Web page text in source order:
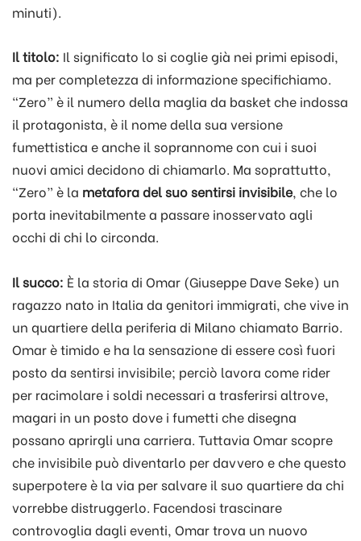
minuti).
Il titolo: Il significato lo si coglie già nei primi episodi,
ma per completezza di informazione specifichiamo.
“Zero” è il numero della maglia da basket che indossa
il protagonista, è il nome della sua versione
fumettistica e anche il soprannome con cui i suoi
nuovi amici decidono di chiamarlo. Ma soprattutto,
“Zero” è la metafora del suo sentirsi invisibile, che lo
porta inevitabilmente a passare inosservato agli
occhi di chi lo circonda.
Il succo: È la storia di Omar (Giuseppe Dave Seke) un
ragazzo nato in Italia da genitori immigrati, che vive in
un quartiere della periferia di Milano chiamato Barrio.
Omar è timido e ha la sensazione di essere così fuori
posto da sentirsi invisibile; perciò lavora come rider
per racimolare i soldi necessari a trasferirsi altrove,
magari in un posto dove i fumetti che disegna
possano aprirgli una carriera. Tuttavia Omar scopre
che invisibile può diventarlo per davvero e che questo
superpotere è la via per salvare il suo quartiere da chi
vorrebbe distruggerlo. Facendosi trascinare
controvoglia dagli eventi, Omar trova un nuovo